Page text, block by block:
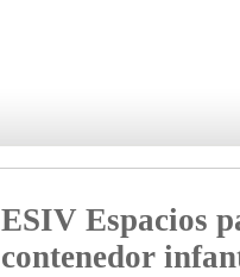
ESIV Espacios
contenedor